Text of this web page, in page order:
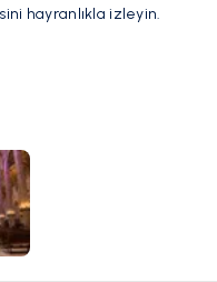
hayranlıkla izleyin.